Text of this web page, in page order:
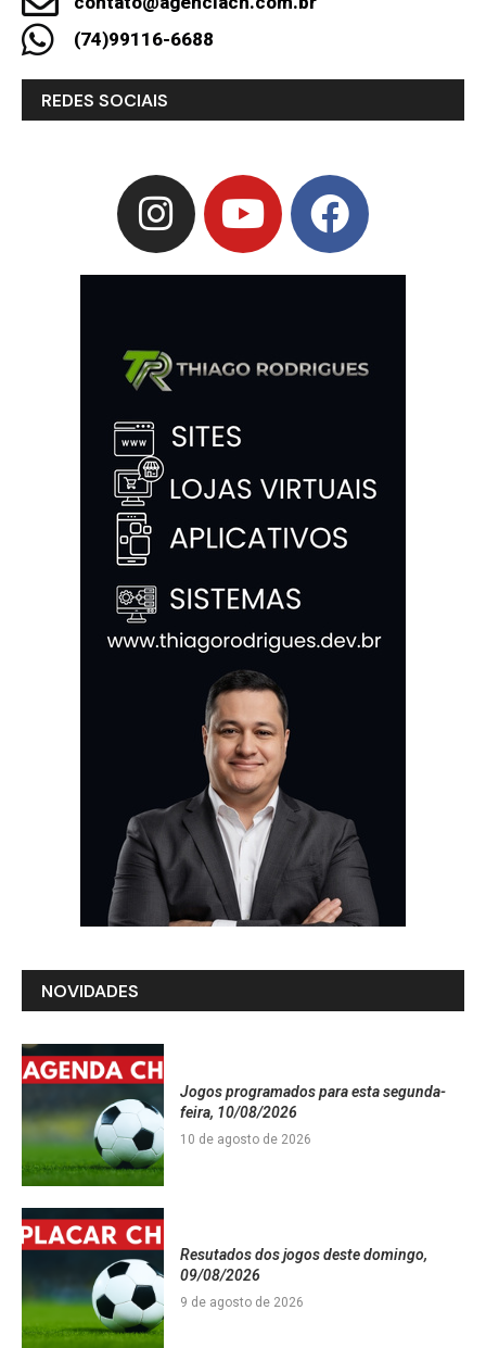
(74)99116-6688
REDES SOCIAIS
NOVIDADES
Jogos programados para esta segunda-
feira, 10/08/2026
10 de agosto de 2026
Resutados dos jogos deste domingo,
09/08/2026
9 de agosto de 2026